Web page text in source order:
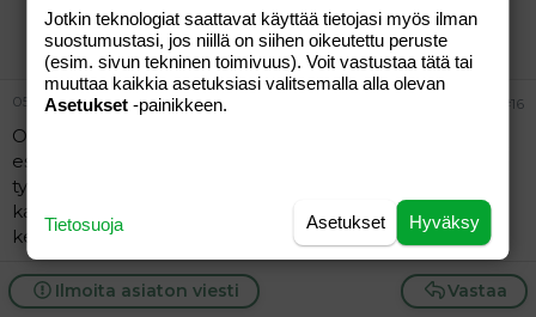
EX-SAVONLINNA
Vieras
05.11.2005 #16
Odota rauhassa! Kyllä ne askeleet sieltä tulee. Mun
esikoinen, nyt 9v alkoi kävellä vasta 1 ½ v ja tuo nyt 4v
tyttö jo 10kk ikäsenä. Ja tyttö sitten rymisikin seiniä ja
kaappeja pitkin ja jatkuvasti oli laastari jossain päin
kehoa, samoin kun mustelmat.
Vastaa
Ilmoita asiaton viesti
Jotkin teknologiat saattavat käyttää tietojasi myös ilman
suostumustasi, jos niillä on siihen oikeutettu peruste
(esim. sivun tekninen toimivuus). Voit vastustaa tätä tai
muuttaa kaikkia asetuksiasi valitsemalla alla olevan
Asetukset -painikkeen.
Hyväksy
Asetukset
Tietosuoja